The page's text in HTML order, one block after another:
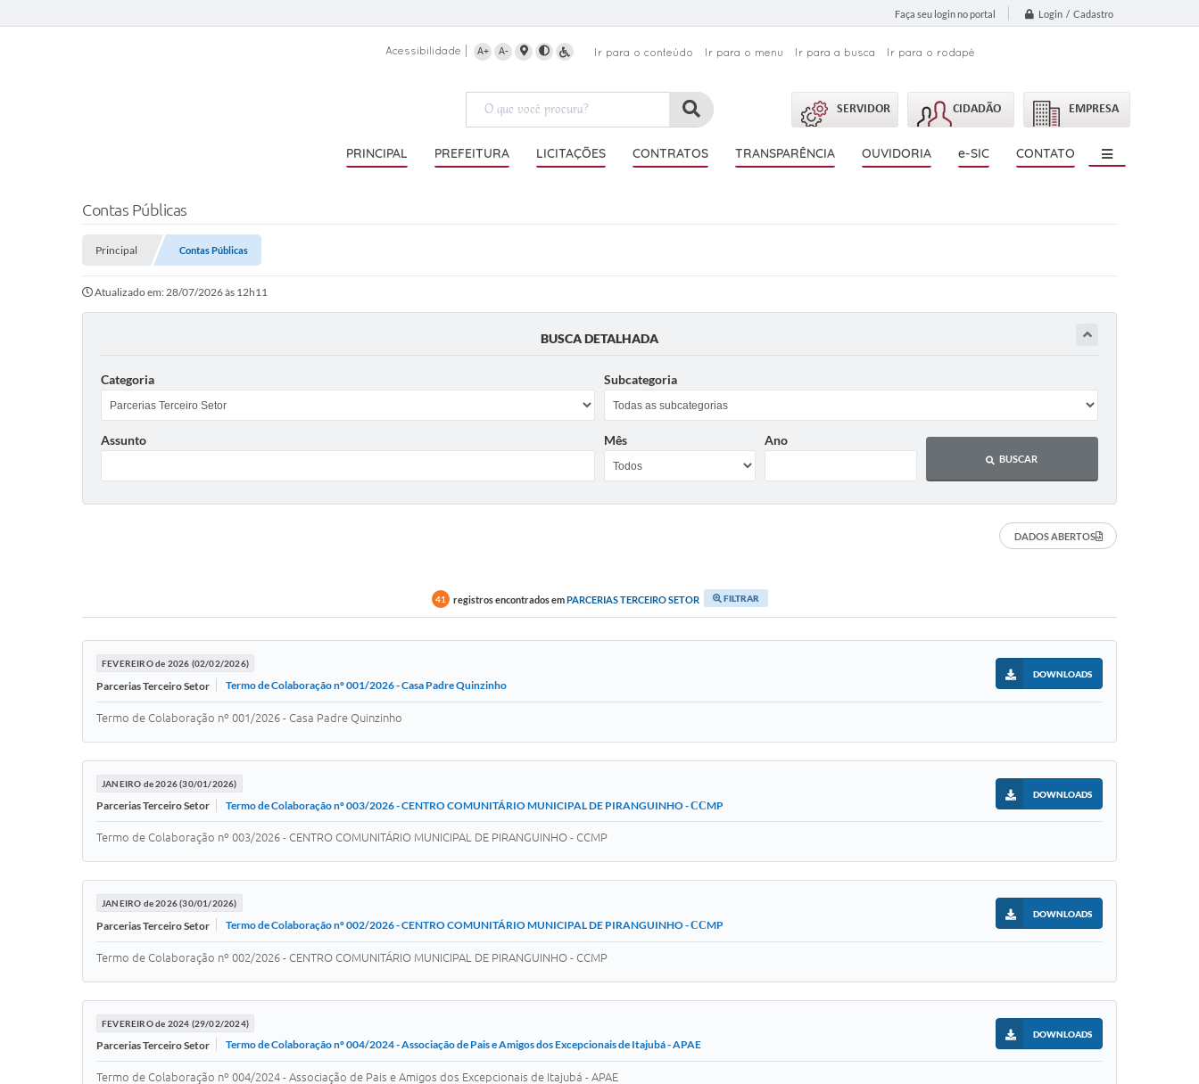
Faça seu login no portal Login / Cadastro
Acessibilidade A+ A- Ir para o conteúdo Ir para o menu Ir para a busca Ir para o rodapé
SERVIDOR CIDADÃO EMPRESA
PRINCIPAL PREFEITURA LICITAÇÕES CONTRATOS TRANSPARÊNCIA OUVIDORIA e-SIC CONTATO
Contas Públicas
Principal Contas Públicas
Atualizado em: 28/07/2026 às 12h11
BUSCA DETALHADA
Categoria Subcategoria
Assunto Mês Ano
BUSCAR
DADOS ABERTOS
41 registros encontrados emPARCERIAS TERCEIRO SETOR FILTRAR
FEVEREIRO de 2026 (02/02/2026)
Parcerias Terceiro Setor Termo de Colaboração nº 001/2026 - Casa Padre Quinzinho
DOWNLOADS
Termo de Colaboração nº 001/2026 - Casa Padre Quinzinho
JANEIRO de 2026 (30/01/2026)
Parcerias Terceiro Setor Termo de Colaboração nº 003/2026 - CENTRO COMUNITÁRIO MUNICIPAL DE PIRANGUINHO - ССMP
DOWNLOADS
Termo de Colaboração nº 003/2026 - CENTRO COMUNITÁRIO MUNICIPAL DE PIRANGUINHO - ССMP
JANEIRO de 2026 (30/01/2026)
Parcerias Terceiro Setor Termo de Colaboração nº 002/2026 - CENTRO COMUNITÁRIO MUNICIPAL DE PIRANGUINHO - ССMP
DOWNLOADS
Termo de Colaboração nº 002/2026 - CENTRO COMUNITÁRIO MUNICIPAL DE PIRANGUINHO - ССMP
FEVEREIRO de 2024 (29/02/2024)
Parcerias Terceiro Setor Termo de Colaboração nº 004/2024 - Associação de Pais e Amigos dos Excepcionais de Itajubá - APAE
DOWNLOADS
Termo de Colaboração nº 004/2024 - Associação de Pais e Amigos dos Excepcionais de Itajubá - APAE